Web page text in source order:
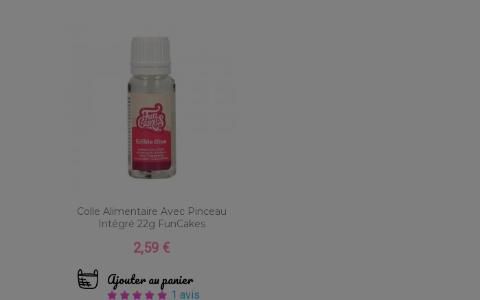
Colle Alimentaire Avec Pinceau
Intégré 22g FunCakes
Prix
2,59 €
Ajouter au panier
1 avis